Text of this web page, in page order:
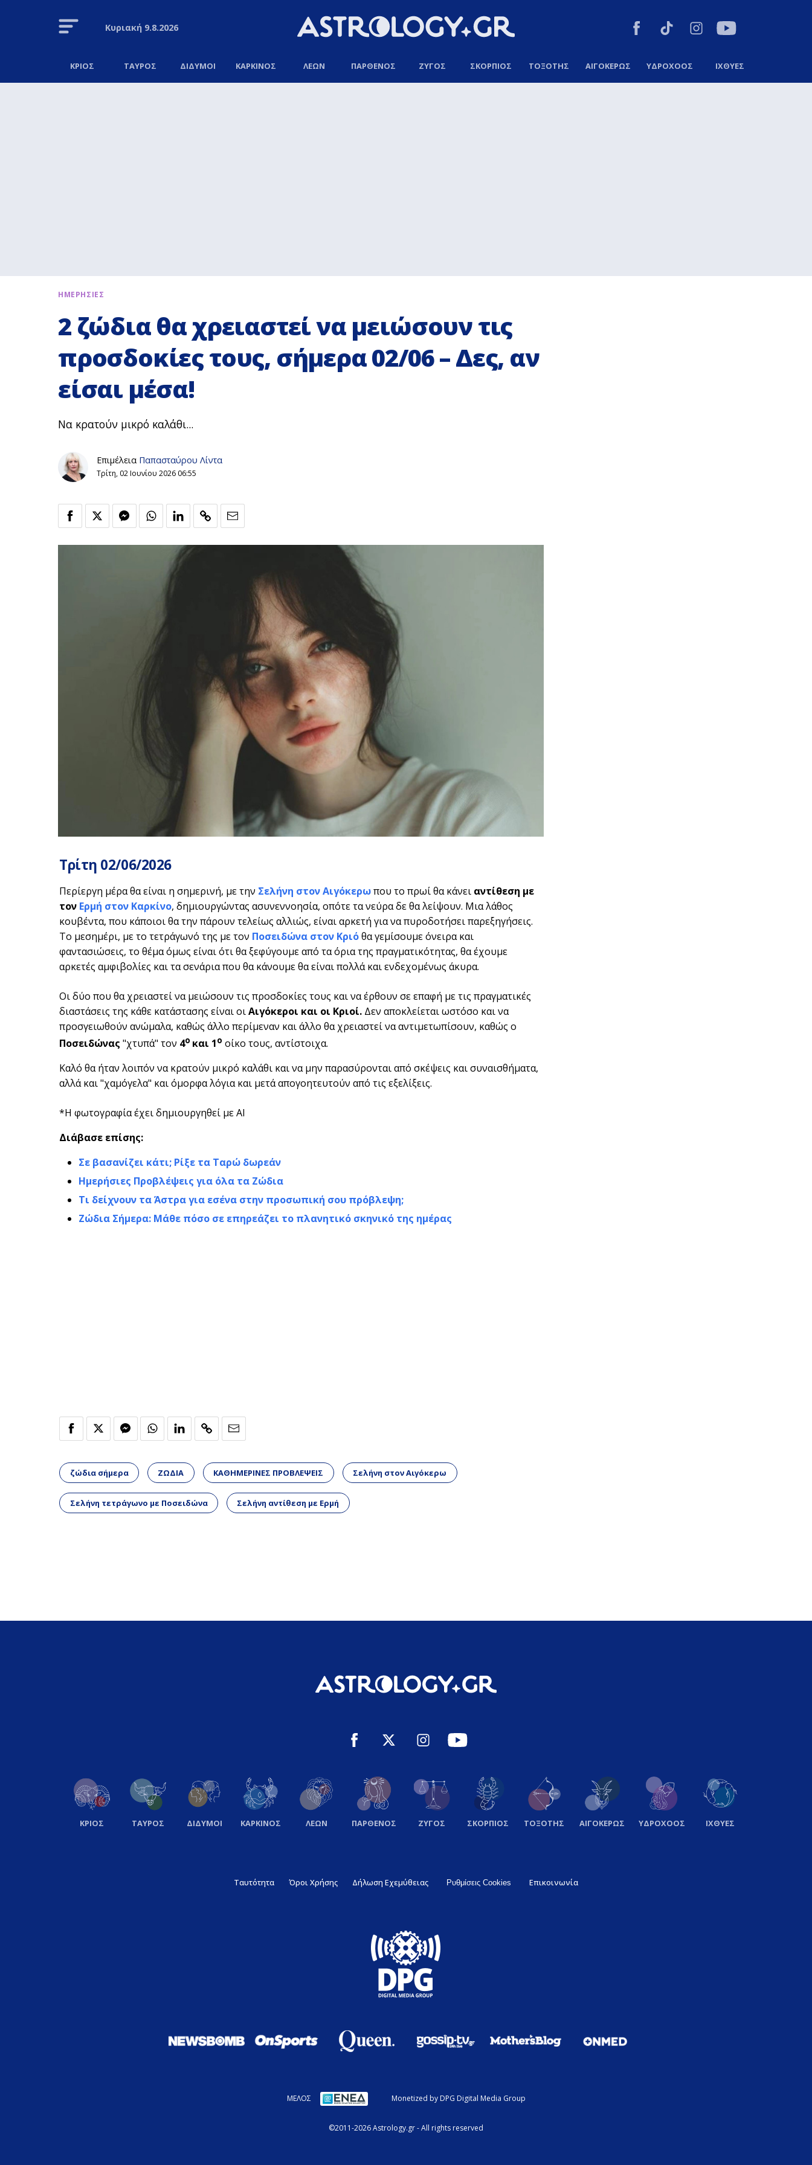
Κυριακή9.8.2026
ΚΡΙΟΣ ΤΑΥΡΟΣ ΔΙΔΥΜΟΙ ΚΑΡΚΙΝΟΣ ΛΕΩΝ ΠΑΡΘΕΝΟΣ ΖΥΓΟΣ ΣΚΟΡΠΙΟΣ ΤΟΞΟΤΗΣ ΑΙΓΟΚΕΡΩΣ ΥΔΡΟΧΟΟΣ ΙΧΘΥΕΣ
ΗΜΕΡΗΣΙΕΣ
2 ζώδια θα χρειαστεί να μειώσουν τις
προσδοκίες τους, σήμερα 02/06 – Δες, αν
είσαι μέσα!
Να κρατούν μικρό καλάθι...
Επιμέλεια Παπασταύρου Λίντα
Τρίτη, 02 Ιουνίου 2026 06:55
Τρίτη 02/06/2026
Περίεργη μέρα θα είναι η σημερινή, με την Σελήνη στον Αιγόκερωπου το πρωί θα κάνει αντίθεση με
τον Ερμή στον Καρκίνο, δημιουργώντας ασυνεννοησία, οπότε τα νεύρα δε θα λείψουν. Μια λάθος
κουβέντα, που κάποιοι θα την πάρουν τελείως αλλιώς, είναι αρκετή για να πυροδοτήσει παρεξηγήσεις.
Το μεσημέρι, με το τετράγωνό της με τον Ποσειδώνα στον Κριόθα γεμίσουμε όνειρα και
φαντασιώσεις, το θέμα όμως είναι ότι θα ξεφύγουμε από τα όρια της πραγματικότητας, θα έχουμε
αρκετές αμφιβολίες και τα σενάρια που θα κάνουμε θα είναι πολλά και ενδεχομένως άκυρα.
Οι δύο που θα χρειαστεί να μειώσουν τις προσδοκίες τους και να έρθουν σε επαφή με τις πραγματικές
διαστάσεις της κάθε κατάστασης είναι οιΑιγόκεροι και οι Κριοί. Δεν αποκλείεται ωστόσο και να
προσγειωθούν ανώμαλα, καθώς άλλο περίμεναν και άλλο θα χρειαστεί να αντιμετωπίσουν, καθώς ο
Ποσειδώνας "χτυπά" τον 4ο και 1ο οίκο τους, αντίστοιχα.
Καλό θα ήταν λοιπόν να κρατούν μικρό καλάθι και να μην παρασύρονται από σκέψεις και συναισθήματα,
αλλά και "χαμόγελα" και όμορφα λόγια και μετά απογοητευτούν από τις εξελίξεις.
*Η φωτογραφία έχει δημιουργηθεί με AI
Διάβασε επίσης:
Σε βασανίζει κάτι; Ρίξε τα Ταρώ δωρεάν
Ημερήσιες Προβλέψεις για όλα τα Ζώδια
Τι δείχνουν τα Άστρα για εσένα στην προσωπική σου πρόβλεψη;
Ζώδια Σήμερα: Μάθε πόσο σε επηρεάζει το πλανητικό σκηνικό της ημέρας
ζώδια σήμερα ΖΩΔΙΑ ΚΑΘΗΜΕΡΙΝΕΣ ΠΡΟΒΛΕΨΕΙΣ Σελήνη στον Αιγόκερω
Σελήνη τετράγωνο με Ποσειδώνα Σελήνη αντίθεση με Ερμή
ΚΡΙΟΣ ΤΑΥΡΟΣ ΔΙΔΥΜΟΙ ΚΑΡΚΙΝΟΣ ΛΕΩΝ ΠΑΡΘΕΝΟΣ ΖΥΓΟΣ ΣΚΟΡΠΙΟΣ ΤΟΞΟΤΗΣ ΑΙΓΟΚΕΡΩΣ ΥΔΡΟΧΟΟΣ ΙΧΘΥΕΣ
Ταυτότητα Όροι Χρήσης Δήλωση Εχεμύθειας Ρυθμίσεις Cookies Επικοινωνία
ΜΕΛΟΣ Monetized by DPG Digital Media Group
©2011-2026 Astrology.gr - All rights reserved